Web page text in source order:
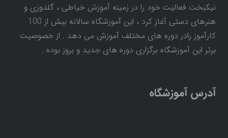
نیکبخت فعالیت خود را در زمینه آموزش خیاطی ، گلدوزی و
هنرهای دستی آغاز کرد ، این آموزشگاه سالانه بیش از 100
کارآموز رادر دوره های مختلف آموزش می دهد . از خصوصیت
برتر این آموزشگاه برگزاری دوره های جدید و بروز بوده .
آدرس آموزشگاه